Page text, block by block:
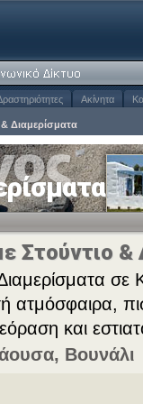
Ακίνητα
Διαμερίσματα
Στούντιο &
σε
ατμόσφαιρα,
και
Βουνάλι